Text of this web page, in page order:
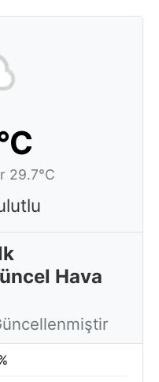
29.7°C
Hava